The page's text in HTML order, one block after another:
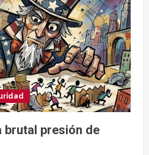
brutal presión de